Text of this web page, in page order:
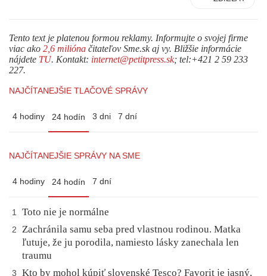
Tento text je platenou formou reklamy. Informujte o svojej firme
viac ako 2,6 milióna čitateľov Sme.sk aj vy. Bližšie informácie
nájdete TU. Kontakt: internet@petitpress.sk; tel:+421 2 59 233
227.
NAJČÍTANEJŠIE TLAČOVÉ SPRÁVY
4 hodiny 24 hodín 3 dni 7 dní
NAJČÍTANEJŠIE SPRÁVY NA SME
4 hodiny 24 hodín 7 dní
1 Toto nie je normálne
2
Zachránila samu seba pred vlastnou rodinou. Matka
ľutuje, že ju porodila, namiesto lásky zanechala len
traumu
3 Kto by mohol kúpiť slovenské Tesco? Favorit je jasný,